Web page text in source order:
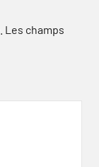
Les champs